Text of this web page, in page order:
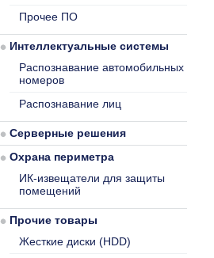
Прочее ПО
Интеллектуальные системы
Распознавание автомобильных
номеров
Распознавание лиц
Серверные решения
Охрана периметра
ИК-извещатели для защиты
помещений
Прочие товары
Жесткие диски (HDD)